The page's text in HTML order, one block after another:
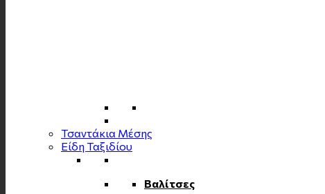
Τσαντάκια Μέσης
Είδη Ταξιδίου
Βαλίτσες